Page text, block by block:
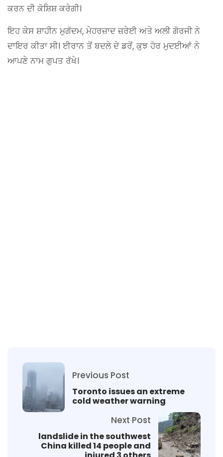
ਕਰਨ ਦੀ ਕੋਸ਼ਿਸ਼ ਕਰੇਗੀ।
ਇਹ ਕੇਸ ਸ਼ਾਹੀਨ ਮੁਗੱਦਮ, ਮੇਹਰਜ਼ਾਦ ਜ਼ਰੇਈ ਅਤੇ ਅਲੀ ਗੋਰਜੀ ਨੇ
ਦਾਇਰ ਕੀਤਾ ਸੀ। ਈਰਾਨ ਤੋਂ ਬਦਲੇ ਦੇ ਡਰੋਂ, ਕੁਝ ਹੋਰ ਮੁਦਈਆਂ ਨੇ
ਆਪਣੇ ਨਾਮ ਗੁਪਤ ਰੱਖੇ।
Previous Post
Toronto issues an extreme
cold weather warning
Next Post
landslide in the southwest
China killed 14 people and